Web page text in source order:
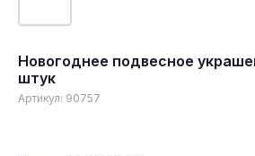
Новогоднее подвесное
штук
Артикул: 90757
Гарантия качества продукции